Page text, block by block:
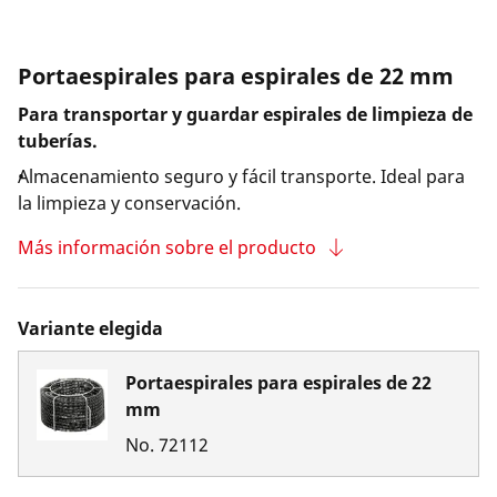
Portaespirales para espirales de 22 mm
Para transportar y guardar espirales de limpieza de
tuberías.
Almacenamiento seguro y fácil transporte. Ideal para
la limpieza y conservación.
Más información sobre el producto
Variante elegida
Portaespirales para espirales de 22
mm
No. 72112